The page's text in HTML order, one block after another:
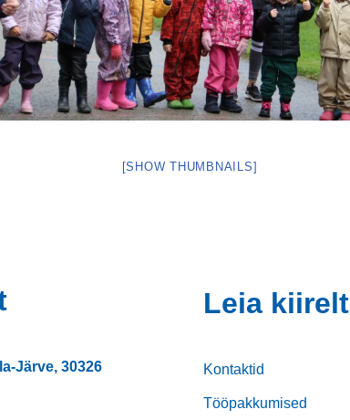
[SHOW THUMBNAILS]
Järve, 30326
Leia kiirelt
Kontaktid
Tööpakkumised